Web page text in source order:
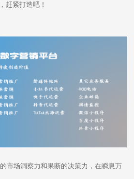
赶紧打造吧！
市场洞察力和果断的决策力，在瞬息万